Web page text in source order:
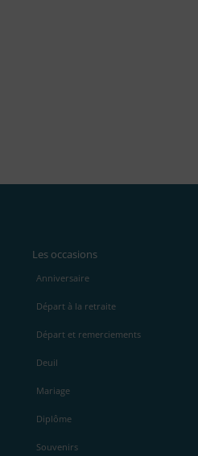
Les occasions
Anniversaire
Départ à la retraite
Départ et remerciements
Deuil
Mariage
Diplôme
Souvenirs